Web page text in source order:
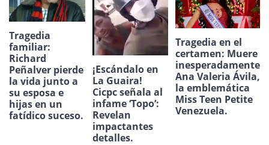
Tragedia
familiar:
Richard
Peñalver pierde
la vida junto a
su esposa e
hijas en un
fatídico suceso.
¡Escándalo en
La Guaira!
Cicpc señala al
infame ‘Topo’:
Revelan
impactantes
detalles.
Tragedia en el
certamen: Muere
inesperadamente
Ana Valeria Ávila,
la emblemática
Miss Teen Petite
Venezuela.